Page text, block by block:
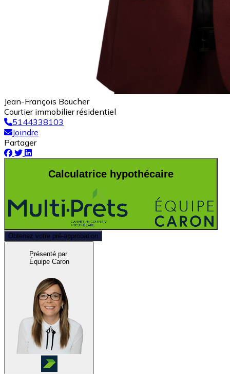
Jean-François Boucher
Courtier immobilier résidentiel
5144338103
Joindre
Partager
Calculatrice hypothécaire
Obtenez votre pré-approbation
Présenté par
Équipe Caron